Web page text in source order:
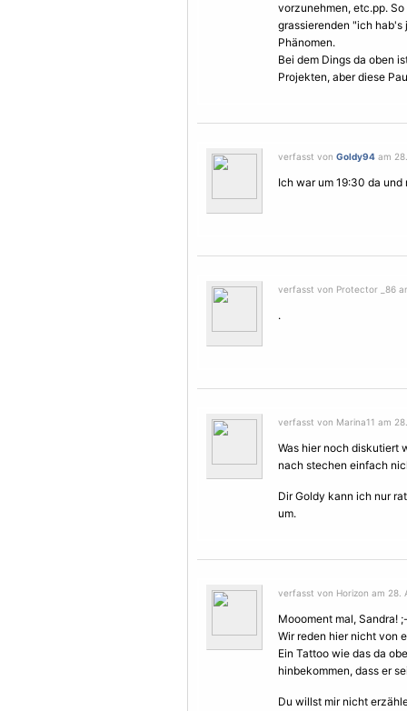
vorzunehmen, etc.pp.
grassierenden "ich hab's
Phänomen.
Bei dem Dings da oben
Projekten, aber diese
verfasst von Goldy94 am
Ich war um 19:30 da
verfasst von Protector _86
.
verfasst von Marina11 am
Was hier noch diskutiert
nach stechen einfach
Dir Goldy kann ich nur
um.
verfasst von Horizon am 28.
Moooment mal, Sandra!
Wir reden hier nicht von
Ein Tattoo wie das da
hinbekommen, dass er
Du willst mir nicht